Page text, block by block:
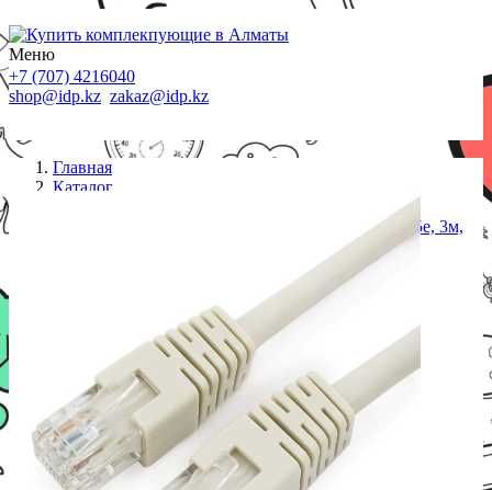
Меню
+7 (707) 4216040
shop@idp.kz zakaz@idp.kz
Главная
Каталог
Патч-корд медный UTP Cablexpert PP10-3M кат.5e, 3м,